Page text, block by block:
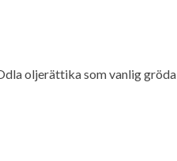
oljerättika som vanlig gröda